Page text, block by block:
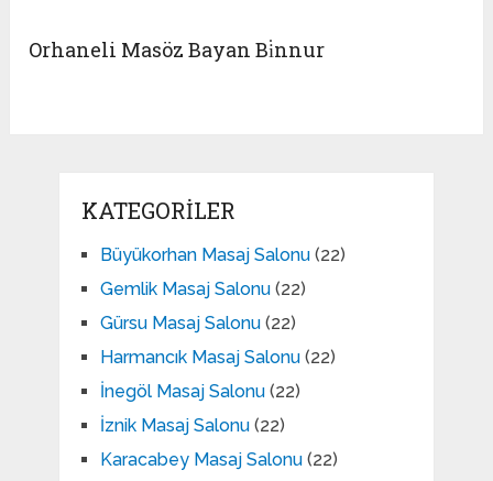
Orhaneli Masöz Bayan Bi̇nnur
KATEGORILER
Büyükorhan Masaj Salonu(22)
Gemlik Masaj Salonu(22)
Gürsu Masaj Salonu(22)
Harmancık Masaj Salonu(22)
İnegöl Masaj Salonu(22)
İznik Masaj Salonu(22)
Karacabey Masaj Salonu(22)